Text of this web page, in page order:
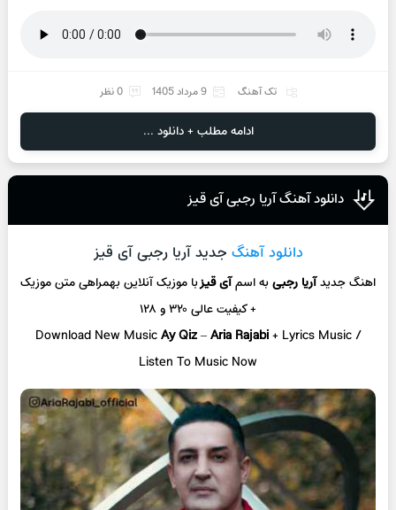
تک آهنگ 9 مرداد 1405 0 نظر
ادامه مطلب + دانلود ...
دانلود آهنگ آریا رجبی آی قیز
دانلود آهنگ جدید آریا رجبی آی قیز
اهنگ جدیدآریا رجبیبه اسمآی قیزبا موزیک آنلاینبهمراهی متن موزیک
+ کیفیت عالی ۳۲۰ و ۱۲۸
Download New MusicAy Qiz–Aria Rajabi+ Lyrics Music /
Listen To Music Now